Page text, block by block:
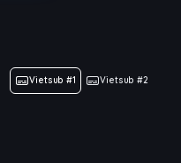
Vietsub #1 Vietsub #2